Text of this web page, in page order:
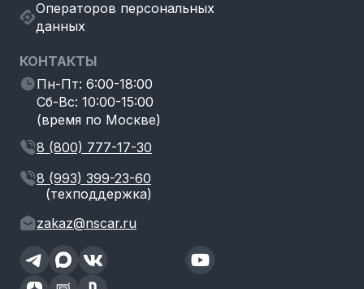
Операторов персональных
данных
КОНТАКТЫ
Пн-Пт: 6:00-18:00
Сб-Вс: 10:00-15:00
(время по Москве)
8 (800) 777-17-30
8 (993) 399-23-60
(техподдержка)
zakaz@nscar.ru